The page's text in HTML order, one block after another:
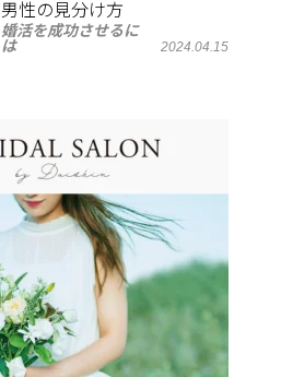
男性の見分け方
婚活を成功させるに
は
2024.04.15